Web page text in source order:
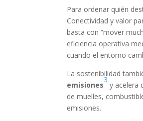
Para ordenar quién
Conectividad y valor
basta con “mover
eficiencia operativa
cuando el entorno
La sostenibilidad
emisiones
3
y acelera
de muelles,
emisiones.